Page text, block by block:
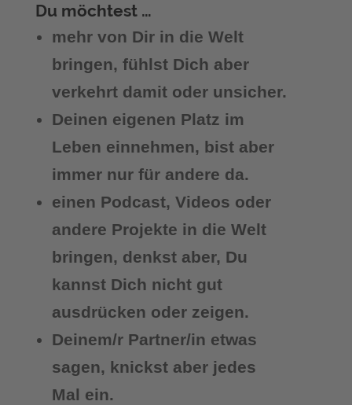
Du möchtest …
mehr von Dir in die Welt
bringen, fühlst Dich aber
verkehrt damit oder unsicher.
Deinen eigenen Platz im
Leben einnehmen, bist aber
immer nur für andere da.
einen Podcast, Videos oder
andere Projekte in die Welt
bringen, denkst aber, Du
kannst Dich nicht gut
ausdrücken oder zeigen.
Deinem/r Partner/in etwas
sagen, knickst aber jedes
Mal ein.